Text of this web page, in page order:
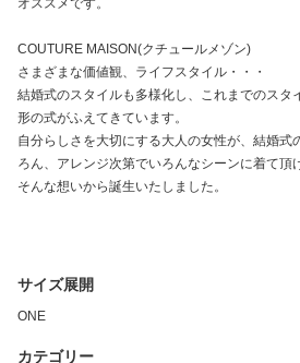
オススメです。
COUTURE MAISON(クチュールメゾン)
さまざまな価値観、ライフスタイル・・・
結婚式のスタイルも多様化し、これまでのスタ
形の式がふえてきています。
自分らしさを大切にする大人の女性が、結婚式
ろん、アレンジ次第でいろんなシーンに着て頂
そんな想いから誕生いたしました。
サイズ展開
ONE
カテゴリー